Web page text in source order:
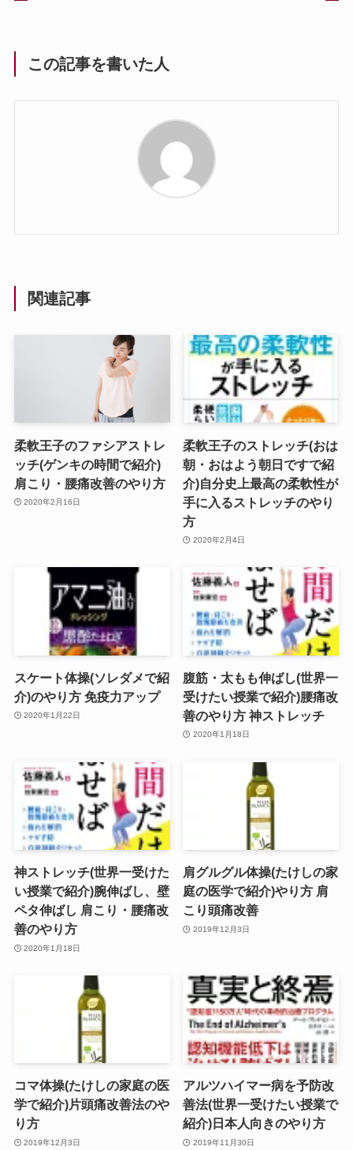
この記事を書いた人
関連記事
柔軟王子のファシアストレ
ッチ(ゲンキの時間で紹介)
肩こり・腰痛改善のやり方
2020年2月16日
柔軟王子のストレッチ(おは
朝・おはよう朝日ですで紹
介)自分史上最高の柔軟性が
手に入るストレッチのやり
方
2020年2月4日
スケート体操(ソレダメで紹
介)のやり方 免疫力アップ
2020年1月22日
腹筋・太もも伸ばし(世界一
受けたい授業で紹介)腰痛改
善のやり方 神ストレッチ
2020年1月18日
神ストレッチ(世界一受けた
い授業で紹介)腕伸ばし、壁
ペタ伸ばし 肩こり・腰痛改
善のやり方
2020年1月18日
肩グルグル体操(たけしの家
庭の医学で紹介)やり方 肩
こり頭痛改善
2019年12月3日
コマ体操(たけしの家庭の医
学で紹介)片頭痛改善法のや
り方
2019年12月3日
アルツハイマー病を予防改
善法(世界一受けたい授業で
紹介)日本人向きのやり方
2019年11月30日